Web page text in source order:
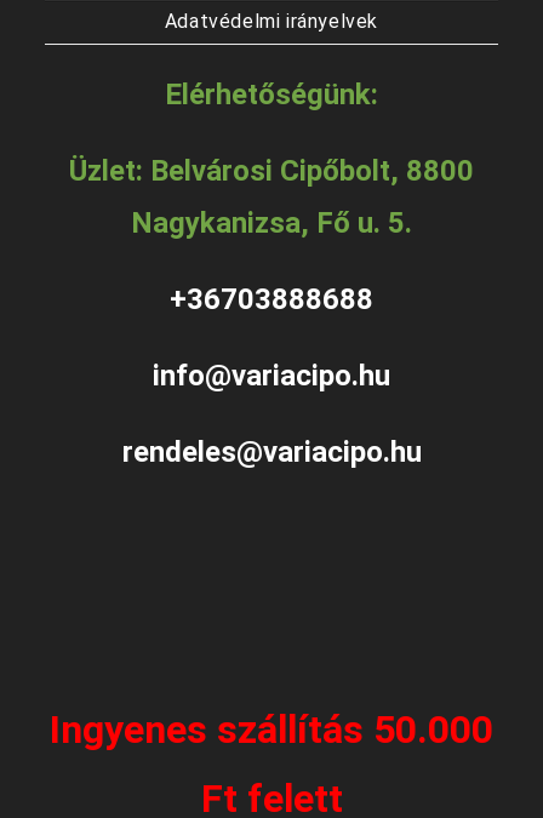
Adatvédelmi irányelvek
Elérhetőségünk:
Üzlet: Belvárosi Cipőbolt, 8800
Nagykanizsa, Fő u. 5.
+36703888688
info@variacipo.hu
rendeles@variacipo.hu
Ingyenes szállítás 50.000
Ft felett